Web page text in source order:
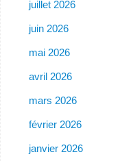
juillet 2026
juin 2026
mai 2026
avril 2026
mars 2026
février 2026
janvier 2026